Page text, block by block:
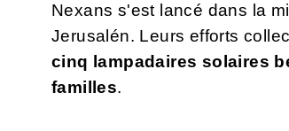
Nexans s'est lancé dans la
Jerusalén. Leurs efforts
cinq lampadaires solaires
familles.